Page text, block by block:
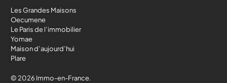
Les Grandes Maisons
Oecumene
Le Paris de l’immobilier
Yomae
Maison d’aujourd’hui
Plare
© 2026 Immo-en-France.